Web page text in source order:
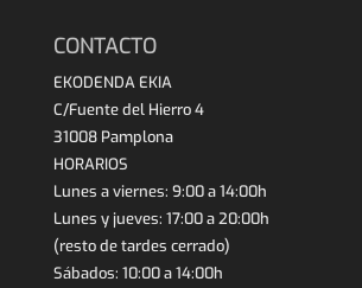
CONTACTO
EKODENDA EKIA
C/Fuente del Hierro 4
31008 Pamplona
HORARIOS
Lunes a viernes: 9:00 a 14:00h
Lunes y jueves: 17:00 a 20:00h
(resto de tardes cerrado)
Sábados: 10:00 a 14:00h